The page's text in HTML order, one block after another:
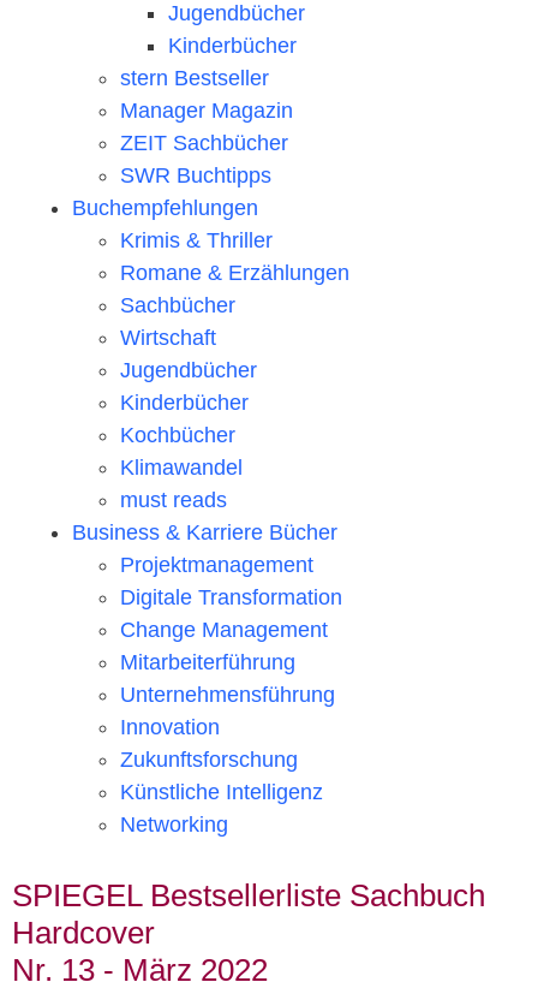
Jugendbücher
Kinderbücher
stern Bestseller
Manager Magazin
ZEIT Sachbücher
SWR Buchtipps
Buchempfehlungen
Krimis & Thriller
Romane & Erzählungen
Sachbücher
Wirtschaft
Jugendbücher
Kinderbücher
Kochbücher
Klimawandel
must reads
Business & Karriere Bücher
Projektmanagement
Digitale Transformation
Change Management
Mitarbeiterführung
Unternehmensführung
Innovation
Zukunftsforschung
Künstliche Intelligenz
Networking
SPIEGEL Bestsellerliste Sachbuch
Hardcover
Nr. 13 - März 2022